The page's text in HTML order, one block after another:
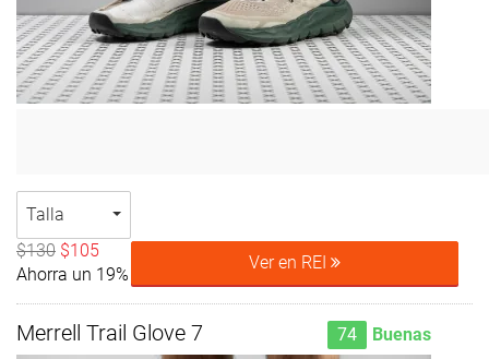
Talla
$130 $105
Ahorra un 19%
Ver en REI
Merrell Trail Glove 7 74 Buenas